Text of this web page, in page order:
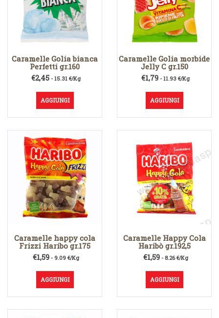
Caramelle Golia bianca
Perfetti gr.160
€2,45 - 15.31 €/Kg
AGGIUNGI
Caramelle Golia morbide
Jelly C gr.150
€1,79 - 11.93 €/Kg
AGGIUNGI
Caramelle happy cola
Frizzi Haribo gr.175
€1,59 - 9.09 €/Kg
AGGIUNGI
Caramelle Happy Cola
Haribò gr.192,5
€1,59- 8.26 €/Kg
AGGIUNGI